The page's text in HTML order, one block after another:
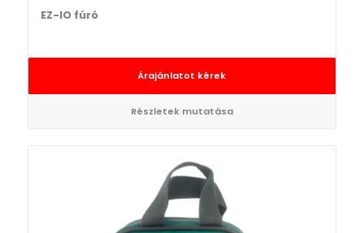
EZ-IO fúró
Árajánlatot kérek
Részletek mutatása